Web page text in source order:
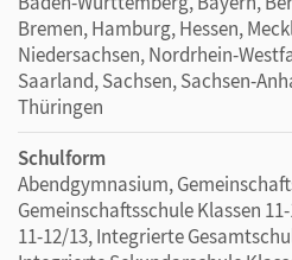
Bremen, Hamburg, Hessen,
Niedersachsen, Nordrhein-
Saarland, Sachsen, Sachsen-
Thüringen
Schulform
Abendgymnasium,
Gemeinschaftsschule Klassen
11-12/13, Integrierte